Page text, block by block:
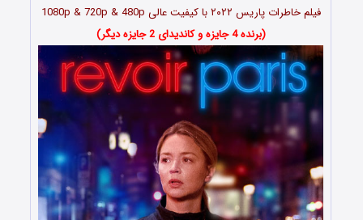
فیلم خاطرات پاریس ۲۰۲۲ با کیفیت عالی 1080p & 720p & 480p
(برنده 4 جایزه و کاندیدای 2 جایزه دیگر)